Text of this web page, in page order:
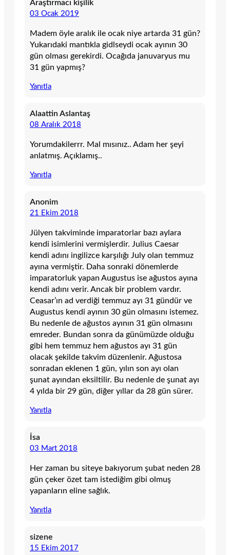
Araştırmacı kişilik
03 Ocak 2019
Madem öyle aralık ile ocak niye artarda 31 gün?
Yukarıdaki mantıkla gidlseydi ocak ayının 30
gün olması gerekirdi. Ocağıda januvaryus mu
31 gün yapmış?
Yanıtla
Alaattin Aslantaş
08 Aralık 2018
Yorumdakilerrr. Mal mısınız.. Adam her şeyi
anlatmış. Açıklamış..
Yanıtla
Anonim
21 Ekim 2018
Jülyen takviminde imparatorlar bazı aylara
kendi isimlerini vermişlerdir. Julius Caesar
kendi adını ingilizce karşılığı July olan temmuz
ayına vermiştir. Daha sonraki dönemlerde
imparatorluk yapan Augustus ise ağustos ayına
kendi adını verir. Ancak bir problem vardır.
Ceasar’ın ad verdiği temmuz ayı 31 gündür ve
Augustus kendi ayının 30 gün olmasını istemez.
Bu nedenle de ağustos ayının 31 gün olmasını
emreder. Bundan sonra da günümüzde olduğu
gibi hem temmuz hem ağustos ayı 31 gün
olacak şekilde takvim düzenlenir. Ağustosa
sonradan eklenen 1 gün, yılın son ayı olan
şunat ayından eksiltilir. Bu nedenle de şunat ayı
4 yılda bir 29 gün, diğer yıllar da 28 gün sürer.
Yanıtla
İsa
03 Mart 2018
Her zaman bu siteye bakıyorum şubat neden 28
gün çeker özet tam istediğim gibi olmuş
yapanların eline sağlık.
Yanıtla
sizene
15 Ekim 2017